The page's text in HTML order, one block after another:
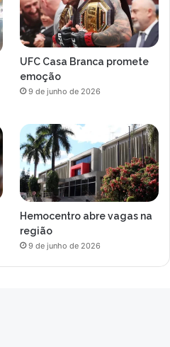
UFC Casa Branca promete
emoção
9 de junho de 2026
Hemocentro abre vagas na
região
9 de junho de 2026